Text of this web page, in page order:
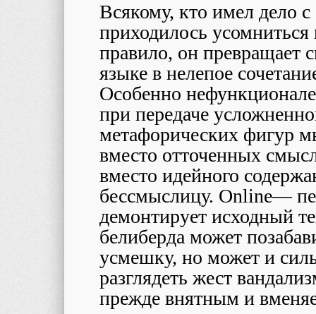
Всякому, кто имел дело с
приходилось
правило, он превращает
языке в нелепое
Особенно
при передаче
метафорических фигур
вместо отточенных
вместо идейного
бессмыслицу. Online—
демонтирует исходный
белиберда может
усмешку, но может и
разглядеть жест
прежде внятным и